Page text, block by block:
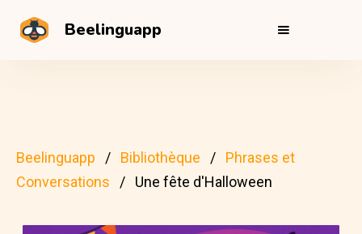
Beelinguapp
Beelinguapp Bibliothèque
Phrases et
Conversations
Une fête d'Halloween